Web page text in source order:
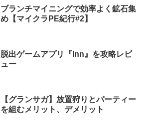
ブランチマイニングで効率よく鉱石集
め【マイクラPE紀行#2】
脱出ゲームアプリ『Inn』を攻略レビ
ュー
【グランサガ】放置狩りとパーティー
を組むメリット、デメリット